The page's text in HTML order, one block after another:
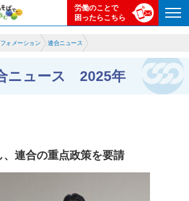
労働のことで
困ったらこちら
ォメーション 連合ニュース
ニュース 2025年
連合の重点政策を要請